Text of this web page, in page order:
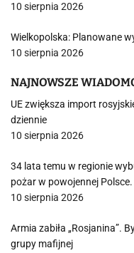
10 sierpnia 2026
Wielkopolska: Planowane
10 sierpnia 2026
NAJNOWSZE
UE zwiększa import
dziennie
10 sierpnia 2026
34 lata temu w regionie
pożar w powojennej
10 sierpnia 2026
Armia zabiła „Rosjanina”.
grupy mafijnej